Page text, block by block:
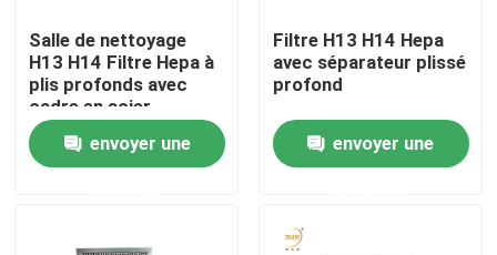
Contrôle de qualité
Demandez une citation
Salle de nettoyage
H13 H14 Filtre Hepa à
plis profonds avec
cadre en acier
inoxydable et
séparateur de papier
envoyer une
Filtre H13 H14 Hepa
avec séparateur plissé
profond
envoyer une